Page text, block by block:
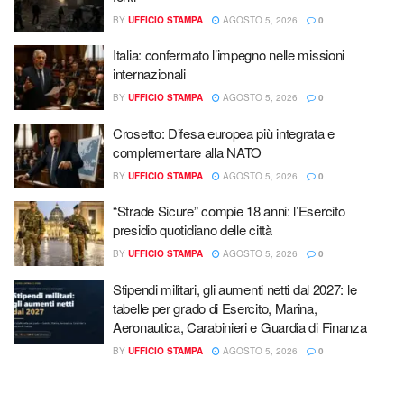
BY UFFICIO STAMPA AGOSTO 5, 2026 0
Italia: confermato l’impegno nelle missioni
internazionali
BY UFFICIO STAMPA AGOSTO 5, 2026 0
Crosetto: Difesa europea più integrata e
complementare alla NATO
BY UFFICIO STAMPA AGOSTO 5, 2026 0
“Strade Sicure” compie 18 anni: l’Esercito
presidio quotidiano delle città
BY UFFICIO STAMPA AGOSTO 5, 2026 0
Stipendi militari, gli aumenti netti dal 2027: le
tabelle per grado di Esercito, Marina,
Aeronautica, Carabinieri e Guardia di Finanza
BY UFFICIO STAMPA AGOSTO 5, 2026 0